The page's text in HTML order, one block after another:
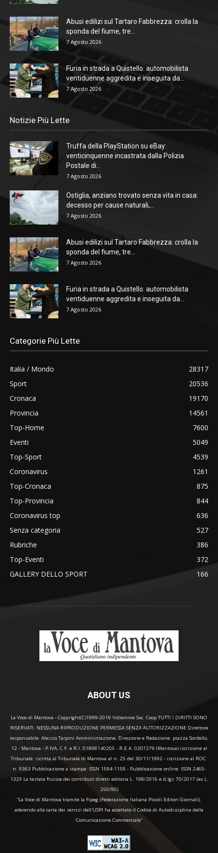
Abusi edilizi sul Tartaro Fabbrezza: crolla la
sponda del fiume, tre...
7 Agosto 2026
Furia in strada a Quistello: automobilista
ventiduenne aggredita e inseguita da...
7 Agosto 2026
Notizie Più Lette
Truffa della PlayStation su eBay:
venticinquenne incastrata dalla Polizia
Postale di...
7 Agosto 2026
Ostiglia, anziano trovato senza vita in casa:
decesso per cause naturali,...
7 Agosto 2026
Abusi edilizi sul Tartaro Fabbrezza: crolla la
sponda del fiume, tre...
7 Agosto 2026
Furia in strada a Quistello: automobilista
ventiduenne aggredita e inseguita da...
7 Agosto 2026
Categorie Più Lette
Italia / Mondo
28317
Sport
20536
Cronaca
19170
Provincia
14561
Top-Home
7600
Eventi
5049
Top-Sport
4539
Coronavirus
1261
Top-Cronaca
875
Top-Provincia
844
Coronavirus top
636
Senza categoria
527
Rubriche
386
Top-Eventi
372
GALLERY DELLO SPORT
166
ABOUT US
La Voce di Mantova - Copyright(C)1999-2019 Vidiemme Soc. Coop TUTTI I DIRITTI SONO
RISERVATI. NESSUNA RIPRODUZIONE PERMESSA SENZA AUTORIZZAZIONE Direttore
responsabile: Alessio Tarpini Amministrazione, Direzione e Redazione: piazza Sordello,
12 - Mantova - P.IVA, C.F. e R.I. 01898140205 - R.E.A. 0207279 (Mantova) iscrizione al
Tribunale: iscritta al Tribunale di Mantova al n. 25 del 30/11/1992 - iscrizione al ROC:
n. 9363 Pubblicazione a stampa: ISSN 1594-1159 - Pubblicazione online: ISSN 2465-
132X La testata fruisce dei contributi diretti editoria L. 198/2016 e d.lgs 70/2017 (ex L.
250/90)
“La Voce di Mantova tramite la Fipeg (Federazione Italiana Piccoli Editori Giornali),
aderendo alla carta dei servizi dell'USPI ha accettato il Codice di Autodisciplina della
Comunicazione Commerciale"